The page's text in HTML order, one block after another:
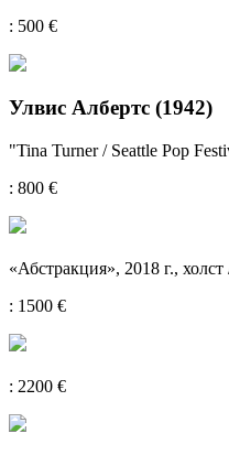
: 500 €
Улвис Албертс (1942)
"Tina Turner / Seattle Pop
: 800 €
«Абстракция», 2018 г.,
: 1500 €
: 2200 €